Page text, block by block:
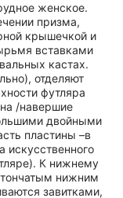
женское.
призма,
крышечкой и
вставками
кастах.
отделяют
футляра
/навершие
двойными
пластины –в
искусственного
К нижнему
нижним
завитками,